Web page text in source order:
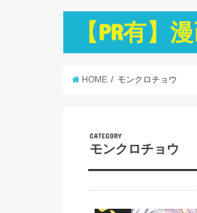
【PR有】
HOME モンクロチョウ
CATEGORY
モンクロチョウ